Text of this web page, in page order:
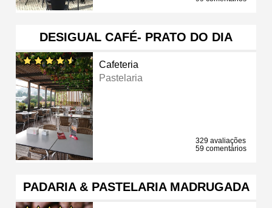
DESIGUAL CAFÉ- PRATO DO DIA
Cafeteria
Pastelaria
329 avaliações
59 comentários
PADARIA & PASTELARIA MADRUGADA